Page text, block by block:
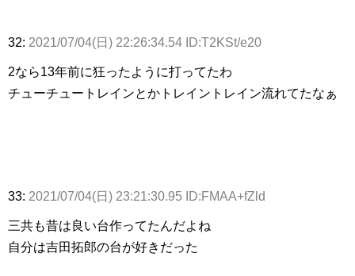
32: 2021/07/04(日) 22:26:34.54 ID:T2KSt/e20
2なら13年前に狂ったように打ってたわ
チューチュートレインとかトレイントレイン流れてたなぁ
33: 2021/07/04(日) 23:21:30.95 ID:FMAA+fZld
三共も昔は良い台作ってたんだよね
自分は吉田拓郎の台が好きだった